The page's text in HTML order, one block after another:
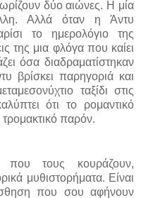
δύο αιώνες. Η μία
Αλλά όταν η Άντυ
το ημερολόγιο της
της μια φλόγα που καίει
όσα διαδραματίστηκαν
βρίσκει παρηγοριά και
ταξίδι στις
ότι το ρομαντικό
τρομακτικό παρόν.
που τους κουράζουν,
μυθιστορήματα. Είναι
που σου αφήνουν